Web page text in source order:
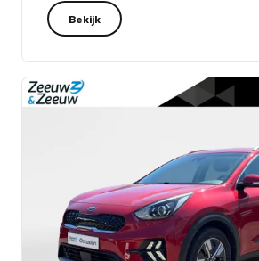
Bekijk